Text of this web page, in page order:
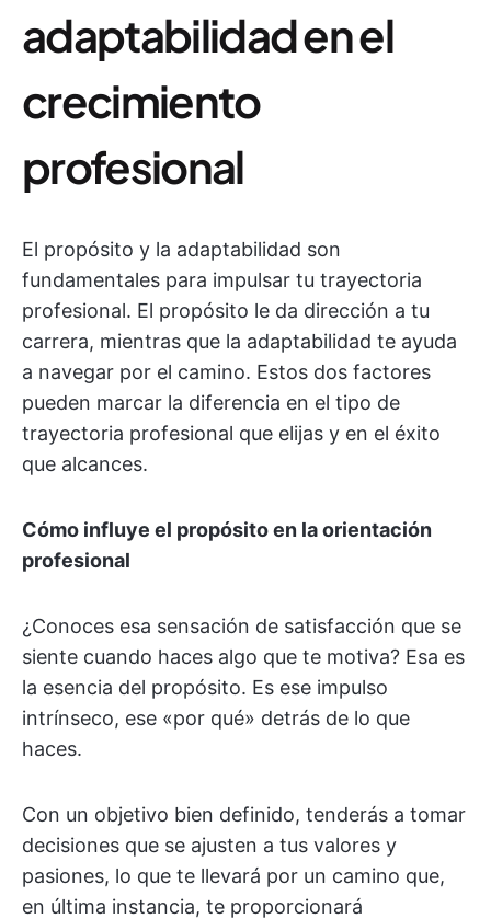
adaptabilidad en el
crecimiento
profesional
El propósito y la adaptabilidad son
fundamentales para impulsar tu trayectoria
profesional. El propósito le da dirección a tu
carrera, mientras que la adaptabilidad te ayuda
a navegar por el camino. Estos dos factores
pueden marcar la diferencia en el tipo de
trayectoria profesional que elijas y en el éxito
que alcances.
Cómo influye el propósito en la orientación
profesional
¿Conoces esa sensación de satisfacción que se
siente cuando haces algo que te motiva? Esa es
la esencia del propósito. Es ese impulso
intrínseco, ese «por qué» detrás de lo que
haces.
Con un objetivo bien definido, tenderás a tomar
decisiones que se ajusten a tus valores y
pasiones, lo que te llevará por un camino que,
en última instancia, te proporcionará